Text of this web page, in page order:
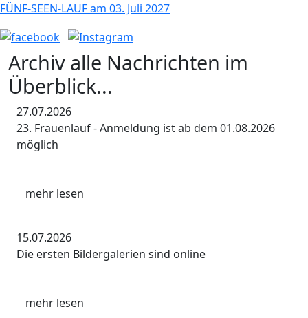
FÜNF-SEEN-LAUFam 03. Juli 2027
Archiv alle Nachrichten im
Überblick...
27.07.2026
23. Frauenlauf - Anmeldung ist ab dem 01.08.2026
möglich
mehr lesen
15.07.2026
Die ersten Bildergalerien sind online
mehr lesen